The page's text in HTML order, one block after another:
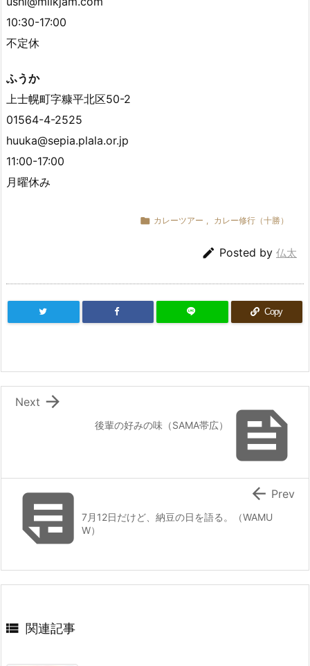
10:30-17:00
不定休
ふうか
上士幌町字糠平北区50-2
01564-4-2525
huuka@sepia.plala.or.jp
11:00-17:00
月曜休み
 カレーツアー カレー修行（十勝）
 Posted by 仏太
Copy

後輩の好みの味（SAMA帯広）

Next
7月12日だけど、納豆の日を語る。（WAMU
W）
 Prev
 関連記事